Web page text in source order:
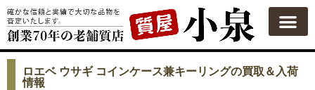
ロエベ ウサギ コインケース兼キーリングの買取＆入荷
情報